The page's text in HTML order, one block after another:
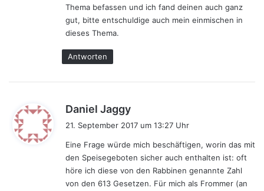
Thema befassen und ich fand deinen auch ganz
gut, bitte entschuldige auch mein einmischen in
dieses Thema.
Antworten
Daniel Jaggy
a
:
21. September 2017 um 13:27 Uhr
Eine Frage würde mich beschäftigen, worin das mit
den Speisegeboten sicher auch enthalten ist: oft
höre ich diese von den Rabbinen genannte Zahl
von den 613 Gesetzen. Für mich als Frommer (an